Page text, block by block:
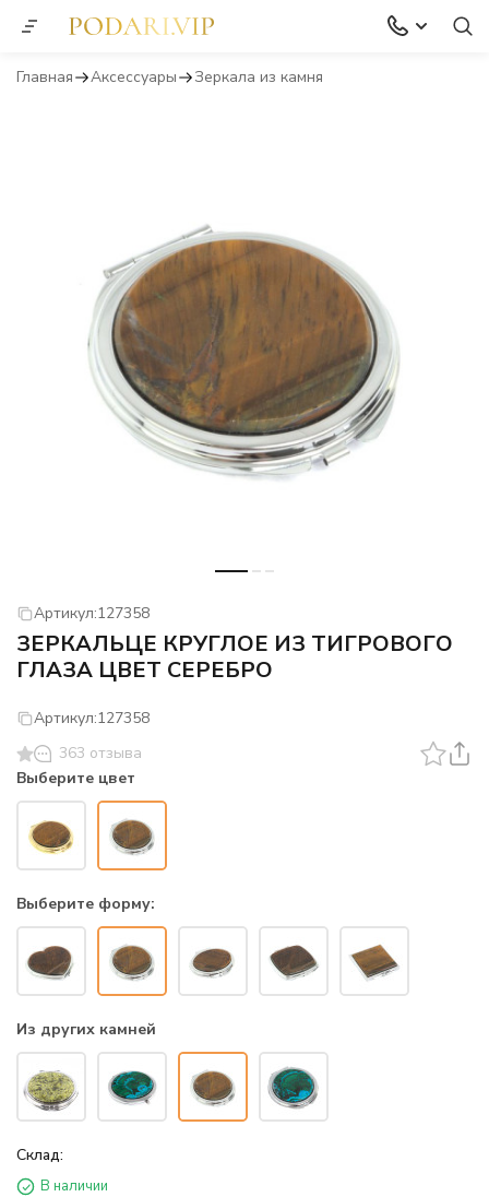
Главная Аксессуары Зеркала из камня
Артикул:127358
ЗЕРКАЛЬЦЕ КРУГЛОЕ ИЗ ТИГРОВОГО
ГЛАЗА ЦВЕТ СЕРЕБРО
Артикул:127358
363 отзыва
Выберите цвет
Выберите форму:
Из других камней
Склад:
В наличии